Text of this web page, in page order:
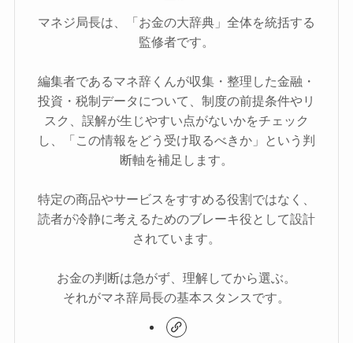
マネジ局長は、「お金の大辞典」全体を統括する
監修者です。
編集者であるマネ辞くんが収集・整理した金融・
投資・税制データについて、制度の前提条件やリ
スク、誤解が生じやすい点がないかをチェック
し、「この情報をどう受け取るべきか」という判
断軸を補足します。
特定の商品やサービスをすすめる役割ではなく、
読者が冷静に考えるためのブレーキ役として設計
されています。
お金の判断は急がず、理解してから選ぶ。
それがマネ辞局長の基本スタンスです。